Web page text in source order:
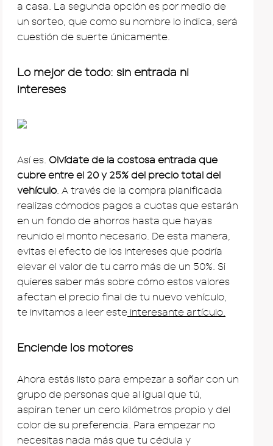
a casa. La segunda opción es por medio de
un sorteo, que como su nombre lo indica, será
cuestión de suerte únicamente.
Lo mejor de todo: sin entrada ni
intereses
Así es. Olvídate de la costosa entrada que
cubre entre el 20 y 25% del precio total del
vehículo. A través de la compra planificada
realizas cómodos pagos a cuotas que estarán
en un fondo de ahorros hasta que hayas
reunido el monto necesario. De esta manera,
evitas el efecto de los intereses que podría
elevar el valor de tu carro más de un 50%. Si
quieres saber más sobre cómo estos valores
afectan el precio final de tu nuevo vehículo,
te invitamos a leer este interesante artículo.
Enciende los motores
Ahora estás listo para empezar a soñar con un
grupo de personas que al igual que tú,
aspiran tener un cero kilómetros propio y del
color de su preferencia. Para empezar no
necesitas nada más que tu cédula y